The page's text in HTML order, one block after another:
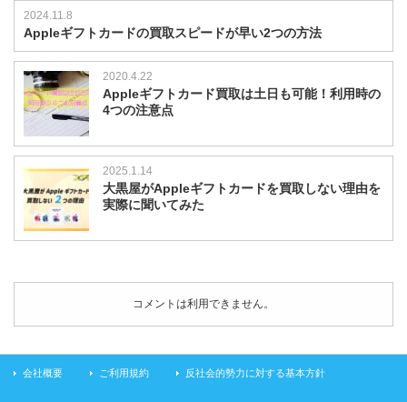
を
紹
介
は
2024.11.8
Appleギフトカードの買取スピードが早い2つの方法
2020.4.22
Appleギフトカード買取は土日も可能！利用時の
4つの注意点
2025.1.14
大黒屋がAppleギフトカードを買取しない理由を
実際に聞いてみた
コメントは利用できません。
会社概要 ご利用規約 反社会的勢力に対する基本方針